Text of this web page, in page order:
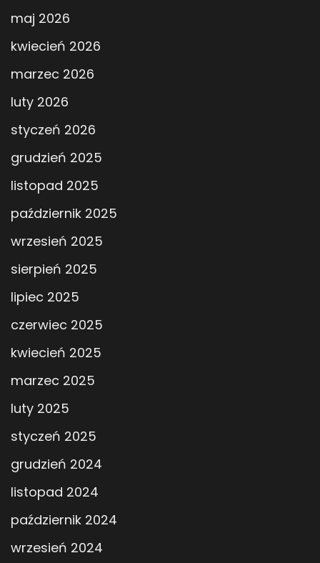
maj 2026
kwiecień 2026
marzec 2026
luty 2026
styczeń 2026
grudzień 2025
listopad 2025
październik 2025
wrzesień 2025
sierpień 2025
lipiec 2025
czerwiec 2025
kwiecień 2025
marzec 2025
luty 2025
styczeń 2025
grudzień 2024
listopad 2024
październik 2024
wrzesień 2024